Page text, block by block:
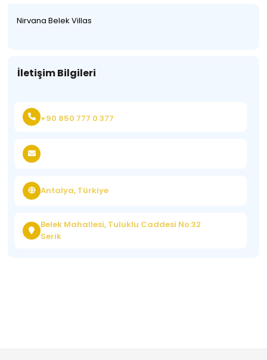
Nirvana Belek Villas
İletişim Bilgileri
+90 850 777 0 377
Antalya, Türkiye
Belek Mahallesi, Tuluklu Caddesi No:32
Serik